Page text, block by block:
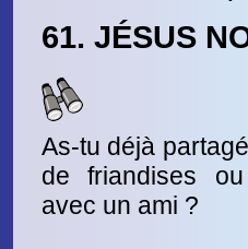
61. JÉSUS
As-tu déjà
de friandises
avec un ami ?